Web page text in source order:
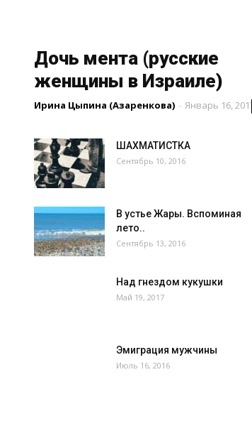
Дочь мента (русские
женщины в Израиле)
Ирина Цыпина (Азаренкова) - Январь 16, 2017
ШАХМАТИСТКА
Сентябрь 10, 2016
В устье Жары. Вспоминая
лето..
Сентябрь 13, 2016
Над гнездом кукушки
Май 19, 2017
Эмиграция мужчины
Июль 16, 2016